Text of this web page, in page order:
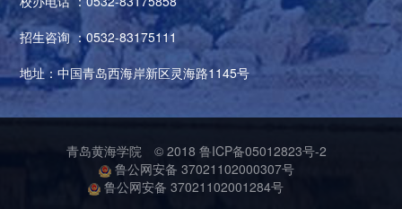
招生咨询 ：0532-83175111
地址：中国青岛西海岸新区灵海路1145号
青岛黄海学院 © 2018 鲁ICP备05012823号-2
鲁公网安备 37021102000307号
鲁公网安备 37021102001284号